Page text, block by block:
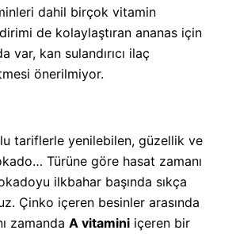
dahil birçok vitamin
de kolaylaştıran ananas için
var, kan sulandırıcı ilaç
önerilmiyor.
tariflerle yenilebilen, güzellik ve
Türüne göre hasat zamanı
ilkbahar başında sıkça
Çinko içeren besinler arasında
zamanda A vitamini içeren bir